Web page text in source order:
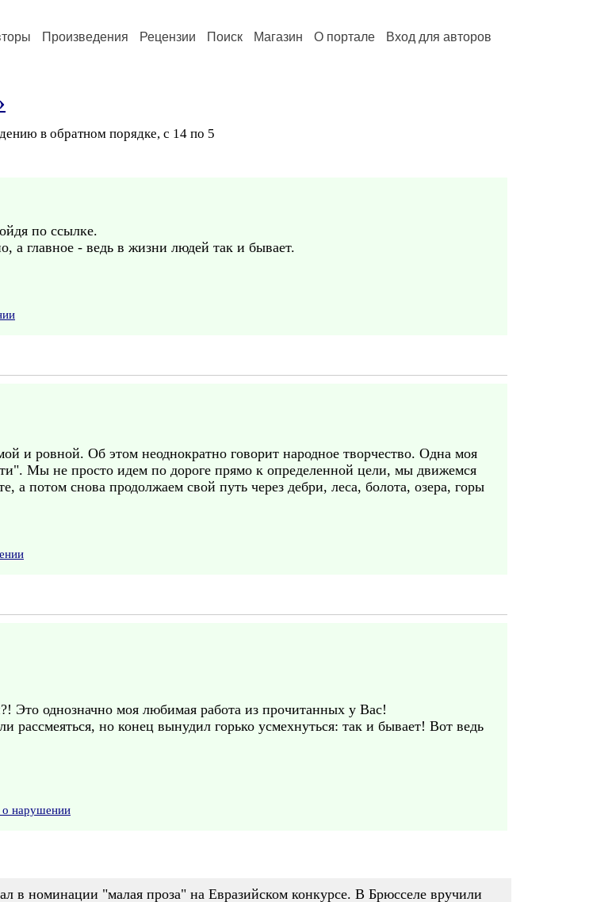
Произведения Рецензии Поиск Магазин О портале Вход для авторов
в обратном порядке, с 14 по 5
по ссылке.
а главное - ведь в жизни людей так и бывает.
и ровной. Об этом неоднократно говорит народное творчество. Одна моя
Мы не просто идем по дороге прямо к определенной цели, мы движемся
а потом снова продолжаем свой путь через дебри, леса, болота, озера, горы
Это однозначно моя любимая работа из прочитанных у Вас!
рассмеяться, но конец вынудил горько усмехнуться: так и бывает! Вот ведь
о нарушении
в номинации "малая проза" на Евразийском конкурсе. В Брюсселе вручили